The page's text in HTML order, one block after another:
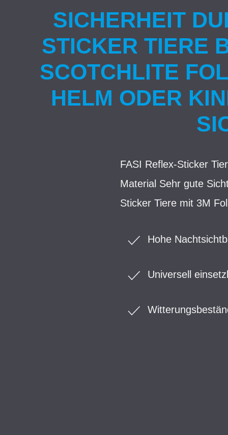
SICHERHEIT
STICKER TIERE
SCOTCHLITE
HELM ODER
FASI Reflex-Sticker
Material Sehr gute
Sticker Tiere mit 3M
Hohe
Universell